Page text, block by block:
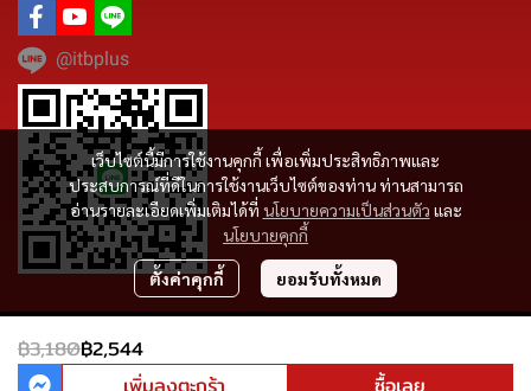
฿3,180฿2,544
เว็บไซต์นี้มีการใช้งานคุกกี้ เพื่อเพิ่มประสิทธิภาพและ
ประสบการณ์ที่ดีในการใช้งานเว็บไซต์ของท่าน ท่านสามารถ
อ่านรายละเอียดเพิ่มเติมได้ที่ นโยบายความเป็นส่วนตัว และ
นโยบายคุกกี้
ตั้งค่าคุกกี้ ยอมรับทั้งหมด
@itbplus
ผู้เข้าชมวันนี้2,130